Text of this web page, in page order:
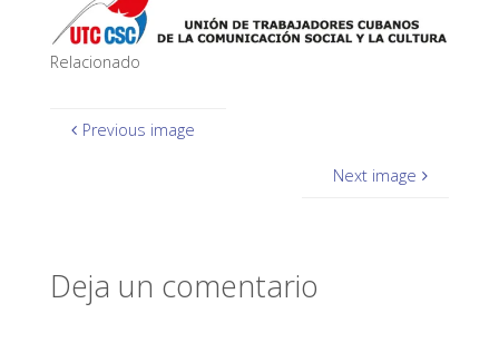
Relacionado
Previous image
Next image
Deja un comentario